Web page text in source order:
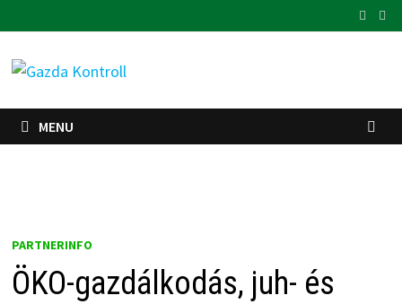
to
content
MENU
PARTNERINFO
ÖKO-gazdálkodás, juh- és